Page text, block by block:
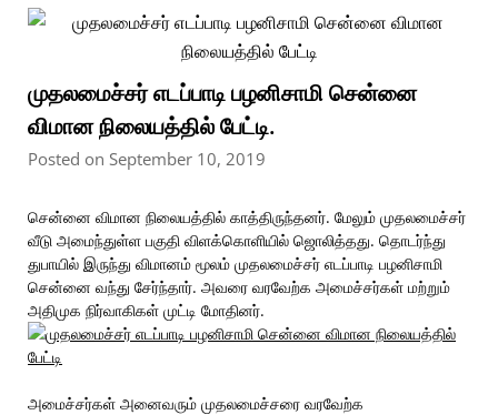
முதலமைச்சர் எடப்பாடி பழனிசாமி சென்னை
விமான நிலையத்தில் பேட்டி.
Posted on September 10, 2019
சென்னை விமான நிலையத்தில் காத்திருந்தனர். மேலும் முதலமைச்சர்
வீடு அமைந்துள்ள பகுதி விளக்கொளியில் ஜொலித்தது. தொடர்ந்து
துபாயில் இருந்து விமானம் மூலம் முதலமைச்சர் எடப்பாடி பழனிசாமி
சென்னை வந்து சேர்ந்தார். அவரை வரவேற்க அமைச்சர்கள் மற்றும்
அதிமுக நிர்வாகிகள் முட்டி மோதினர்.
அமைச்சர்கள் அனைவரும் முதலமைச்சரை வரவேற்க